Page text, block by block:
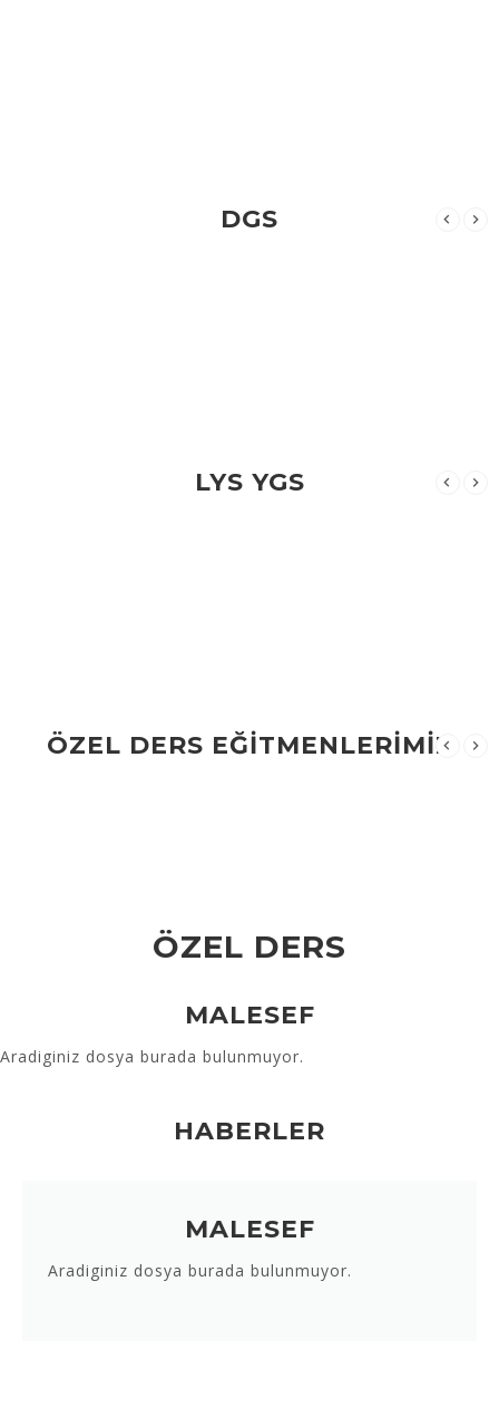
DGS
LYS YGS
ÖZEL DERS EĞİTMENLERİMİZ
ÖZEL DERS
MALESEF
Aradiginiz dosya burada bulunmuyor.
HABERLER
MALESEF
Aradiginiz dosya burada bulunmuyor.